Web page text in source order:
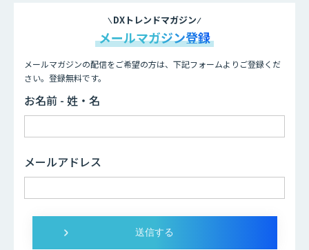
DXトレンドマガジン
メールマガジン登録
メールマガジンの配信をご希望の方は、下記フォームよりご登録くだ
さい。登録無料です。
お名前 - 姓・名
メールアドレス